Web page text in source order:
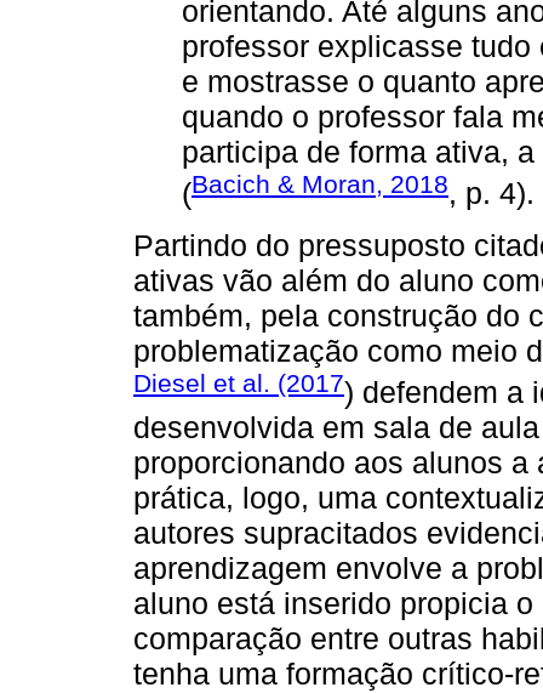
orientando. Até alguns
professor explicasse
e mostrasse o quanto
quando o professor fala
participa de forma ativa,
(Bacich & Moran, 2018, p. 4).
Partindo do pressuposto
ativas vão além do aluno
também, pela construção do
problematização como meio
Diesel et al. (2017) defendem a
desenvolvida em sala de
proporcionando aos alunos
prática, logo, uma
autores supracitados
aprendizagem envolve a
aluno está inserido propicia
comparação entre outras
tenha uma formação crítico-